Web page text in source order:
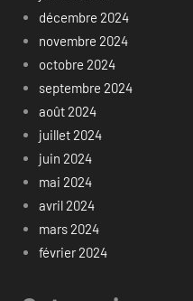
décembre 2024
novembre 2024
octobre 2024
septembre 2024
août 2024
juillet 2024
juin 2024
mai 2024
avril 2024
mars 2024
février 2024